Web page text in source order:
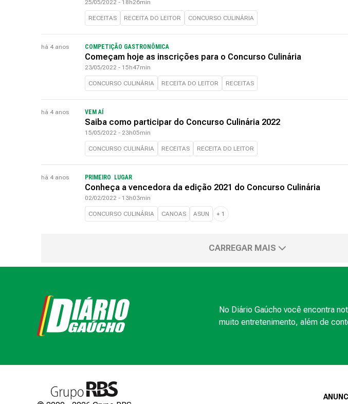
25/05/2022 - 18h26min
RECEITAS RECEITA DO LEITOR CONCURSO CULINÁRIA
há 4 anos COMPETIÇÃO GASTRONÔMICA
Começam hoje as inscrições para o Concurso Culinária
23/05/2022 - 15h47min
CONCURSO CULINÁRIA RECEITA DO LEITOR RECEITAS
há 4 anos VEM AÍ
Saiba como participar do Concurso Culinária 2022
15/05/2022 - 23h05min
CONCURSO CULINÁRIA RECEITAS RECEITA DO LEITOR
há 4 anos PRIMEIRO LUGAR
Conheça a vencedora da edição 2021 do Concurso Culinária
02/02/2022 - 13h03min
CONCURSO CULINÁRIA CANOAS ASUN + 1
CARREGAR MAIS
No Diário Gaúcho você encontra
muito entretenimento, além de